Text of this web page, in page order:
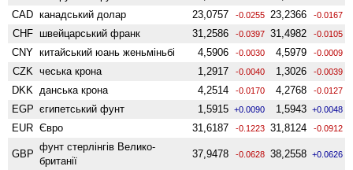
CAD канадський долар 23,0757 -0.0255 23,2366 -0.0167
CHF швейцарський франк 31,2586 -0.0397 31,4982 -0.0105
CNY китайський юань женьмiньбi 4,5906 -0.0030 4,5979 -0.0009
CZK чеська крона 1,2917 -0.0040 1,3026 -0.0039
DKK данська крона 4,2514 -0.0170 4,2768 -0.0127
EGP єгипетський фунт 1,5915 +0.0090 1,5943 +0.0048
EUR Євро 31,6187 -0.1223 31,8124 -0.0912
GBP
фунт стерлінгів Велико­
британії
37,9478 -0.0628 38,2558 +0.0626